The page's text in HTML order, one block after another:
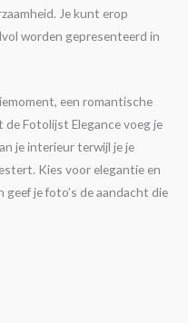
Je kunt erop
worden gepresenteerd in
een romantische
de Fotolijst Elegance voeg je
je interieur terwijl je je
Kies voor elegantie en
je foto’s de aandacht die